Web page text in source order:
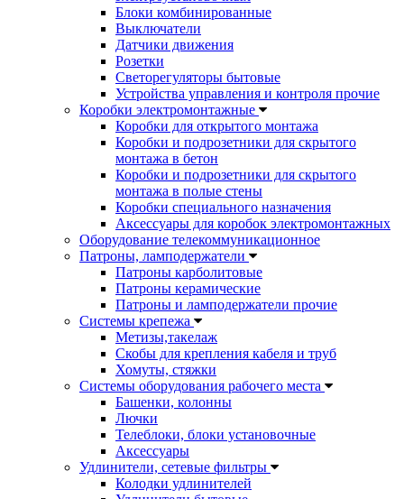
Блоки комбинированные
Выключатели
Датчики движения
Розетки
Светорегуляторы бытовые
Устройства управления и контроля прочие
Коробки электромонтажные
Коробки для открытого монтажа
Коробки и подрозетники для скрытого
монтажа в бетон
Коробки и подрозетники для скрытого
монтажа в полые стены
Коробки специального назначения
Аксессуары для коробок электромонтажных
Оборудование телекоммуникационное
Патроны, ламподержатели
Патроны карболитовые
Патроны керамические
Патроны и ламподержатели прочие
Системы крепежа
Метизы,такелаж
Скобы для крепления кабеля и труб
Хомуты, стяжки
Системы оборудования рабочего места
Башенки, колонны
Лючки
Телеблоки, блоки установочные
Аксессуары
Удлинители, сетевые фильтры
Колодки удлинителей